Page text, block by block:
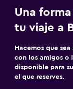
Una
tu viaje a
Hacemos que
con los amigos o
disponible para
el que reserves.